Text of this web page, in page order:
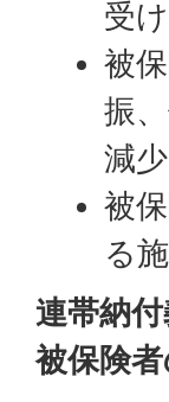
受
被
振
減
被
る
連帯納
被保険